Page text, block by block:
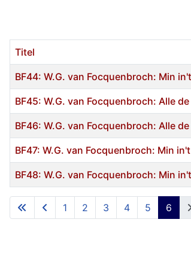
Artikelen
Titel
BF44: W.G. van Focquenbroch: Min
BF45: W.G. van Focquenbroch: Alle
BF46: W.G. van Focquenbroch: Alle
BF47: W.G. van Focquenbroch: Min
BF48: W.G. van Focquenbroch: Min
1 2 3 4 5 6